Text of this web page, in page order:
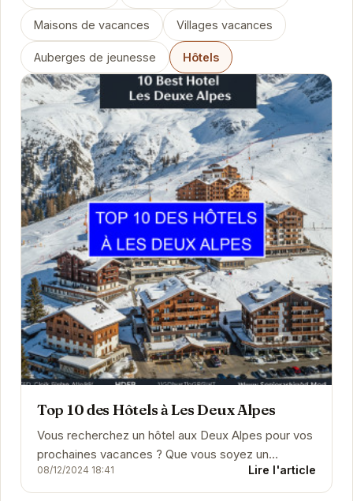
Maisons de vacances Villages vacances
Auberges de jeunesse Hôtels
Top 10 des Hôtels à Les Deux Alpes
Vous recherchez un hôtel aux Deux Alpes pour vos
prochaines vacances ? Que vous soyez un
passionné de ski, un amateur de randonnée ou
simplement en q...
08/12/2024 18:41 Lire l'article